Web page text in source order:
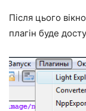
Після цього
плагін буде